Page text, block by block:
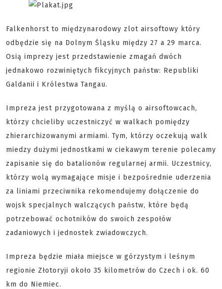
Falkenhorst to międzynarodowy zlot airsoftowy który
odbędzie się na Dolnym Śląsku między 27 a 29 marca.
Osią imprezy jest przedstawienie zmagań dwóch
jednakowo rozwiniętych fikcyjnych państw: Republiki
Galdanii i Królestwa Tangau.
Impreza jest przygotowana z myślą o airsoftowcach,
którzy chcieliby uczestniczyć w walkach pomiędzy
zhierarchizowanymi armiami. Tym, którzy oczekują walk
miedzy dużymi jednostkami w ciekawym terenie polecamy
zapisanie się do batalionów regularnej armii. Uczestnicy,
którzy wolą wymagające misje i bezpośrednie uderzenia
za liniami przeciwnika rekomendujemy dołączenie do
wojsk specjalnych walczących państw, które będą
potrzebować ochotników do swoich zespołów
zadaniowych i jednostek zwiadowczych.
Impreza będzie miała miejsce w górzystym i leśnym
regionie Złotoryji około 35 kilometrów do Czech i ok. 60
km do Niemiec.